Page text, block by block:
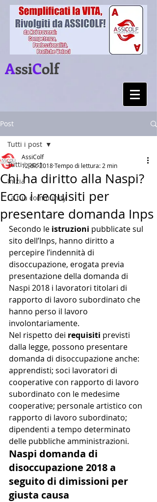
AssiColf
Post
Tutti i post
Inizia
La tua community
Tutti i post
Chi ha diritto alla Naspi?
Ecco i requisiti per
presentare domanda Inps
AssiColf
12 dic 2018Tempo di lettura: 2 min
Secondo le istruzioni pubblicate sul
sito dell’Inps, hanno diritto a
percepire l’indennità di
disoccupazione, erogata previa
presentazione della domanda di
Naspi 2018 i lavoratori titolari di
rapporto di lavoro subordinato che
hanno perso il lavoro
involontariamente.
Nel rispetto dei requisiti previsti
dalla legge, possono presentare
domanda di disoccupazione anche:
apprendisti; soci lavoratori di
cooperative con rapporto di lavoro
subordinato con le medesime
cooperative; personale artistico con
rapporto di lavoro subordinato;
dipendenti a tempo determinato
delle pubbliche amministrazioni.
Naspi domanda di
disoccupazione 2018 a
seguito di dimissioni per
giusta causa